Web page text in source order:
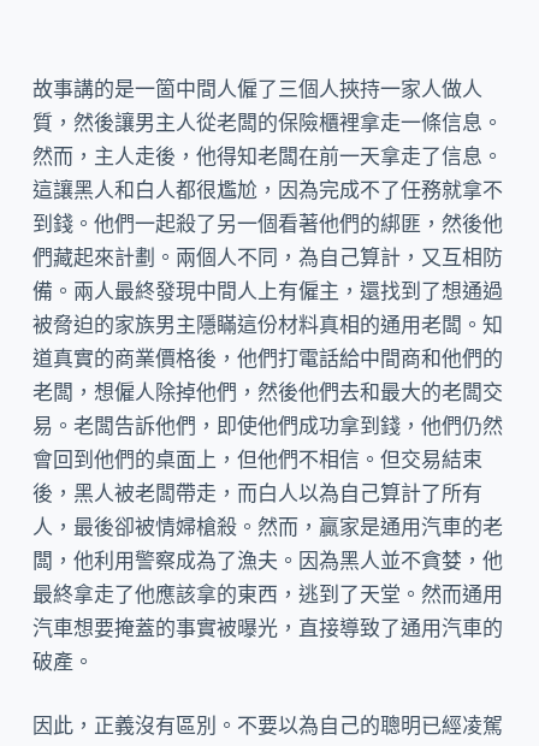
故事講的是一箇中間人僱了三個人挾持一家人做人
質，然後讓男主人從老闆的保險櫃裡拿走一條信息。
然而，主人走後，他得知老闆在前一天拿走了信息。
這讓黑人和白人都很尷尬，因為完成不了任務就拿不
到錢。他們一起殺了另一個看著他們的綁匪，然後他
們藏起來計劃。兩個人不同，為自己算計，又互相防
備。兩人最終發現中間人上有僱主，還找到了想通過
被脅迫的家族男主隱瞞這份材料真相的通用老闆。知
道真實的商業價格後，他們打電話給中間商和他們的
老闆，想僱人除掉他們，然後他們去和最大的老闆交
易。老闆告訴他們，即使他們成功拿到錢，他們仍然
會回到他們的桌面上，但他們不相信。但交易結束
後，黑人被老闆帶走，而白人以為自己算計了所有
人，最後卻被情婦槍殺。然而，贏家是通用汽車的老
闆，他利用警察成為了漁夫。因為黑人並不貪婪，他
最終拿走了他應該拿的東西，逃到了天堂。然而通用
汽車想要掩蓋的事實被曝光，直接導致了通用汽車的
破產。
因此，正義沒有區別。不要以為自己的聰明已經凌駕